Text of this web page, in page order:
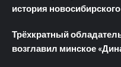
история
Трёхкратный
возглавил минское